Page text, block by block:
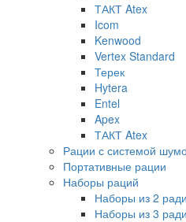
ТАКТ Atex
Icom
Kenwood
Vertex Standard
Терек
Hytera
Entel
Apex
ТАКТ Atex
Рации с системой
Портативные рации
Наборы раций
Наборы из 2
Наборы из 3